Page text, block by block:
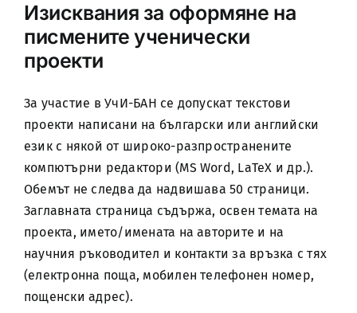
Изисквания за оформяне на
писмените ученически
проекти
За участие в УчИ-БАН се допускат текстови
проекти написани на български или английски
език с някой от широко-разпространените
компютърни редактори (MS Word, LaTeX и др.).
Обемът не следва да надвишава 50 страници.
Заглавната страница съдържа, освен темата на
проекта, името/имената на авторите и на
научния ръководител и контакти за връзка с тях
(електронна поща, мобилен телефонен номер,
пощенски адрес).